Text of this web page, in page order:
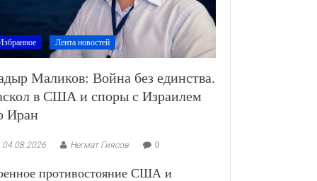
Лента новостей
Маликов: Война без единства.
в США и споры с Израилем
Иран
04.08.2026 Негмат Гиясов 0
противостояние США и